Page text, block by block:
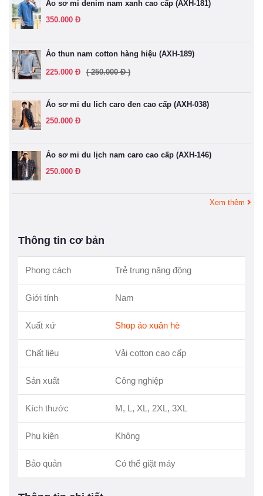
Áo sơ mi denim nam xanh cao cấp (AXH-181)
350.000 Đ
Áo thun nam cotton hàng hiệu (AXH-189)
225.000 Đ ( 250.000 Đ )
Áo sơ mi du lich caro đen cao cấp (AXH-038)
250.000 Đ
Áo sơ mi du lịch nam caro cao cấp (AXH-146)
250.000 Đ
Xem thêm
Thông tin cơ bản
Phong cách Trẻ trung năng động
Giới tính Nam
Xuất xứ Shop áo xuân hè
Chất liệu Vải cotton cao cấp
Sản xuất Công nghiệp
Kích thước M, L, XL, 2XL, 3XL
Phụ kiện Không
Bảo quản Có thể giặt máy